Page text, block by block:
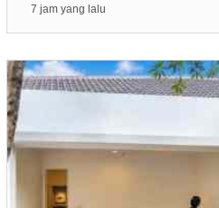
7 jam yang lalu